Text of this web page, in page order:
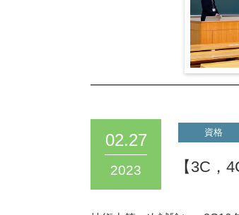
02.27
2023 【3C，